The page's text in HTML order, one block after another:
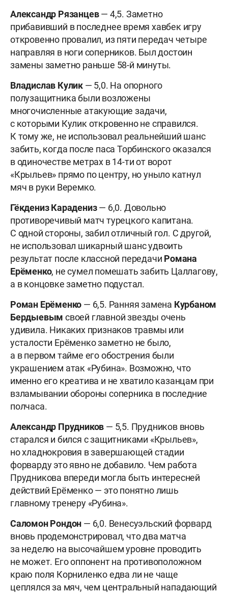
Александр Рязанцев— 4,5. Заметно
прибавивший в последнее время хавбек игру
откровенно провалил, из пяти передач четыре
направляя в ноги соперников. Был достоин
замены заметно раньше 58-й минуты.
Владислав Кулик — 5,0. На опорного
полузащитника были возложены
многочисленные атакующие задачи,
с которыми Кулик откровенно не справился.
К тому же, не использовал реальнейший шанс
забить, когда после паса Торбинского оказался
в одиночестве метрах в 14-ти от ворот
«Крыльев» прямо по центру, но уныло катнул
мяч в руки Веремко.
Гёкдениз Карадениз— 6,0. Довольно
противоречивый матч турецкого капитана.
С одной стороны, забил отличный гол. С другой,
не использовал шикарный шанс удвоить
результат после классной передачи Романа
Ерёменко, не сумел помешать забить Цаллагову,
а в концовке заметно подустал.
Роман Ерёменко — 6,5. Ранняя замена Курбаном
Бердыевым своей главной звезды очень
удивила. Никаких признаков травмы или
усталости Ерёменко заметно не было,
а в первом тайме его обострения были
украшением атак «Рубина». Возможно, что
именно его креатива и не хватило казанцам при
взламывании обороны соперника в последние
полчаса.
Александр Прудников — 5,5. Прудников вновь
старался и бился с защитниками «Крыльев»,
но хладнокровия в завершающей стадии
форварду это явно не добавило. Чем работа
Прудникова впереди могла быть интересней
действий Ерёменко — это понятно лишь
главному тренеру «Рубина».
Саломон Рондон — 6,0. Венесуэльский форвард
вновь продемонстрировал, что два матча
за неделю на высочайшем уровне проводить
не может. Его оппонент на противоположном
краю поля Корниленко едва ли не чаще
цеплялся за мяч, чем центральный нападающий